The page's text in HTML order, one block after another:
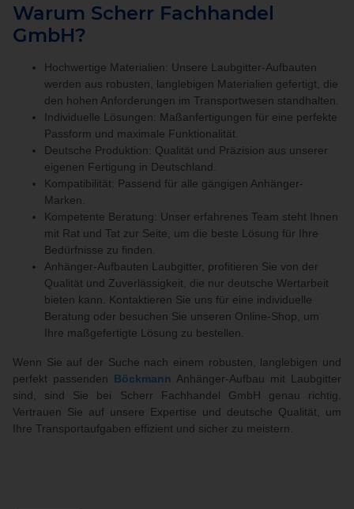
Warum Scherr Fachhandel
GmbH?
Hochwertige Materialien: Unsere Laubgitter-Aufbauten
werden aus robusten, langlebigen Materialien gefertigt, die
den hohen Anforderungen im Transportwesen standhalten.
Individuelle Lösungen: Maßanfertigungen für eine perfekte
Passform und maximale Funktionalität.
Deutsche Produktion: Qualität und Präzision aus unserer
eigenen Fertigung in Deutschland.
Kompatibilität: Passend für alle gängigen Anhänger-
Marken.
Kompetente Beratung: Unser erfahrenes Team steht Ihnen
mit Rat und Tat zur Seite, um die beste Lösung für Ihre
Bedürfnisse zu finden.
Anhänger-Aufbauten Laubgitter, profitieren Sie von der
Qualität und Zuverlässigkeit, die nur deutsche Wertarbeit
bieten kann. Kontaktieren Sie uns für eine individuelle
Beratung oder besuchen Sie unseren Online-Shop, um
Ihre maßgefertigte Lösung zu bestellen.
Wenn Sie auf der Suche nach einem robusten, langlebigen und
perfekt passenden Böckmann Anhänger-Aufbau mit Laubgitter
sind, sind Sie bei Scherr Fachhandel GmbH genau richtig.
Vertrauen Sie auf unsere Expertise und deutsche Qualität, um
Ihre Transportaufgaben effizient und sicher zu meistern.